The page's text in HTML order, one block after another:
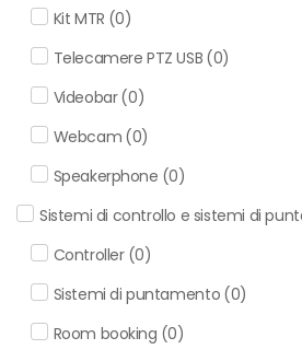
Kit MTR (0)
Telecamere PTZ USB (0)
Videobar(0)
Webcam (0)
Speakerphone (0)
Sistemi di controllo e sistemi di
Controller (0)
Sistemi di puntamento (0)
Room booking (0)